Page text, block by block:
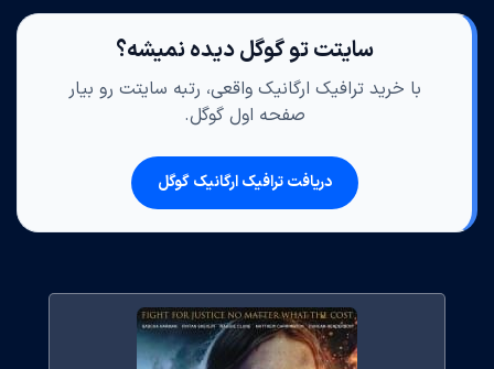
سایتت تو گوگل دیده نمیشه؟
با خرید ترافیک ارگانیک واقعی، رتبه سایتت رو بیار
صفحه اول گوگل.
دریافت ترافیک ارگانیک گوگل